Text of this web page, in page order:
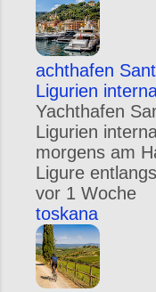
achthafen
Ligurien
Yachthafen
Ligurien
morgens am
Ligure
vor 1 Woche
toskana